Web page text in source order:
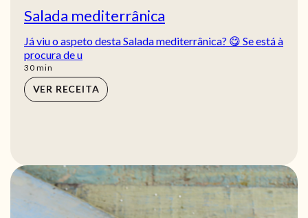
Salada mediterrânica
Já viu o aspeto desta Salada mediterrânica? 😋 Se está à
procura de u
30min
min
VER RECEITA